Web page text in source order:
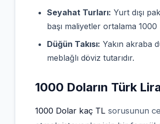
Seyahat Turları: Yurt dışı
başı maliyetler ortalama 1000
Düğün Takısı: Yakın akraba
meblağlı döviz tutarıdır.
1000 Doların Türk
1000 Dolar kaç TL sorusunun